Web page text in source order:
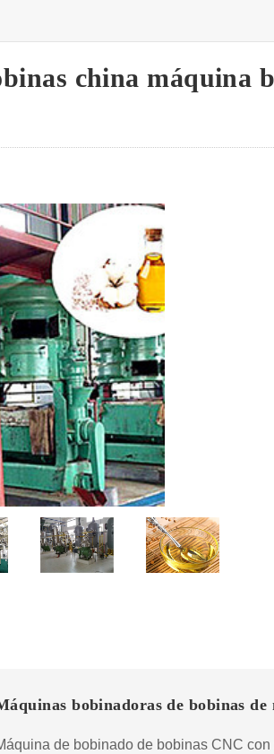
china máquina
bobinadoras de bobinas de
de bobinado de bobinas CNC con